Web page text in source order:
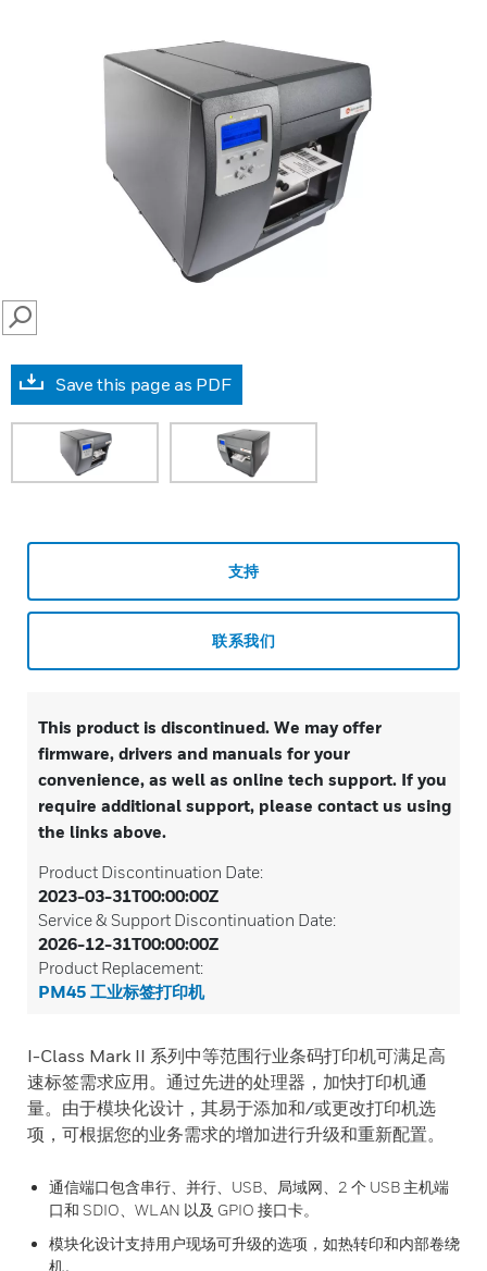
SEARCH
Save this page as PDF
支持
联系我们
This product is discontinued. We may offer
firmware, drivers and manuals for your
convenience, as well as online tech support. If you
require additional support, please contact us using
the links above.
Product Discontinuation Date:
2023-03-31T00:00:00Z
Service & Support Discontinuation Date:
2026-12-31T00:00:00Z
Product Replacement:
PM45 工业标签打印机
I-Class Mark II 系列中等范围行业条码打印机可满足高
速标签需求应用。通过先进的处理器，加快打印机通
量。由于模块化设计，其易于添加和/或更改打印机选
项，可根据您的业务需求的增加进行升级和重新配置。
通信端口包含串行、并行、USB、局域网、2 个 USB 主机端
口和 SDIO、WLAN 以及 GPIO 接口卡。
模块化设计支持用户现场可升级的选项，如热转印和内部卷绕
机。